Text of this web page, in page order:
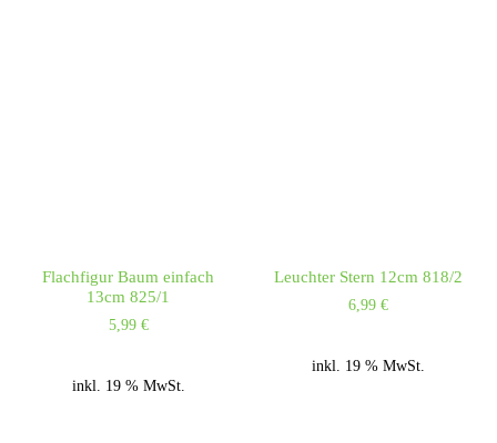
Flachfigur Baum einfach
13cm 825/1
5,99 €
inkl. 19 % MwSt.
Leuchter Stern 12cm 818/2
6,99€
inkl. 19 % MwSt.